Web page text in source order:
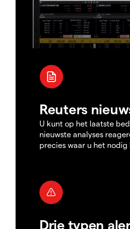
Reuters
U kunt op het laatste
nieuwste analyses
precies waar u het
Drie typen